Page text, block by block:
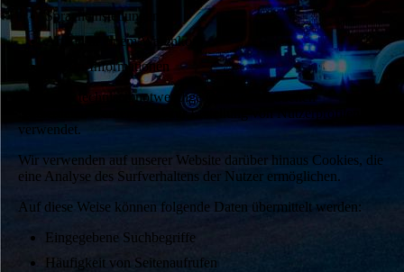
Spracheinstellungen
Artikel in einem Warenkorb
Log-In-Informationen
Die durch technisch notwendige Cookies erhobenen
Nutzerdaten werden nicht zur Erstellung von Nutzerprofilen
verwendet.
Wir verwenden auf unserer Website darüber hinaus Cookies, die
eine Analyse des Surfverhaltens der Nutzer ermöglichen.
Auf diese Weise können folgende Daten übermittelt werden:
Eingegebene Suchbegriffe
Häufigkeit von Seitenaufrufen